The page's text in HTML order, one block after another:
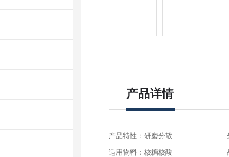
产品详情
产品特性：研磨分散
适用物料：核糖核酸